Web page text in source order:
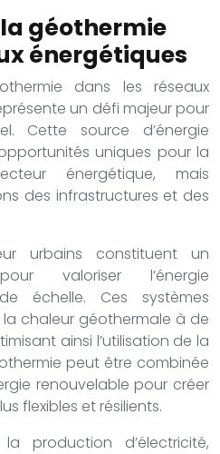
géothermie
énergétiques
dans les réseaux
un défi majeur pour
Cette source d’énergie
uniques pour la
énergétique, mais
des infrastructures et des
urbains constituent un
valoriser l’énergie
échelle. Ces systèmes
chaleur géothermale à de
ainsi l’utilisation de la
peut être combinée
renouvelable pour créer
flexibles et résilients.
production d’électricité,